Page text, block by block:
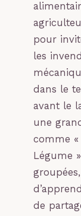
pour
les
dans le
avant le
une
comme «
Légume
de